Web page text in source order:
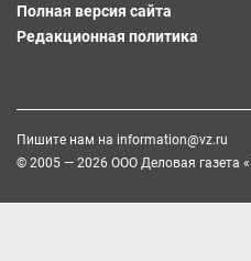
Полная версия сайта
Редакционная политика
Пишите нам на information@vz.ru
© 2005 — 2026 ООО Деловая газета